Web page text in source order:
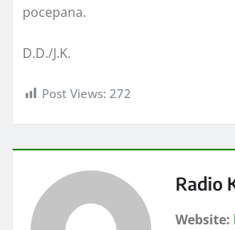
pocepana.
D.D./J.K.
Post Views: 272
Radio
Website: